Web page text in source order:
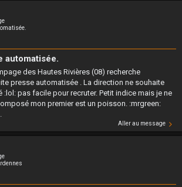
automatisée.
des Hautes Rivières (08) recherche
presse automatisée . La direction ne souhaite
pas facile pour recruter. Petit indice mais je ne
mon premier est un poisson. :mrgreen:
Aller au message